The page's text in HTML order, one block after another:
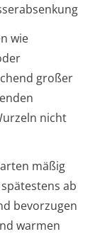
wie
großer
nicht
mäßig
ab
bevorzugen
warmen